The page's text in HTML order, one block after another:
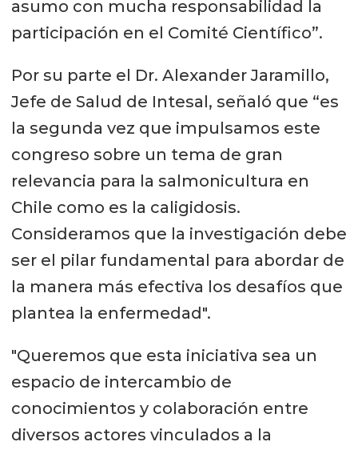
asumo con mucha responsabilidad la
participación en el Comité Científico”.
Por su parte el Dr. Alexander Jaramillo,
Jefe de Salud de Intesal, señaló que “es
la segunda vez que impulsamos este
congreso sobre un tema de gran
relevancia para la salmonicultura en
Chile como es la caligidosis.
Consideramos que la investigación debe
ser el pilar fundamental para abordar de
la manera más efectiva los desafíos que
plantea la enfermedad".
"Queremos que esta iniciativa sea un
espacio de intercambio de
conocimientos y colaboración entre
diversos actores vinculados a la